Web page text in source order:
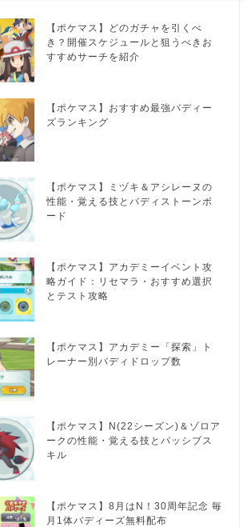
【ポケマス】どのガチャを引くべ
き？開催スケジュールと狙うべきお
すすめサーチを紹介
【ポケマス】おすすめ最強バディー
ズランキング
【ポケマス】ミヅキ＆アシレーヌの
性能・覚える技とバディストーンボ
ード
【ポケマス】アカデミーイベント攻
略ガイド：リセマラ・おすすめ選択
とテスト攻略
【ポケマス】アカデミー「探索」ト
レーナー別バディドロップ数
【ポケマス】N(22シーズン)＆ゾロア
ークの性能・覚える技とパッシブス
キル
【ポケマス】8月はN！30周年記念 毎
月1体バディーズ無料配布